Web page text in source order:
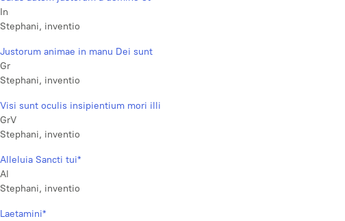
In
Stephani, inventio
Justorum animae in manu Dei sunt
Gr
Stephani, inventio
Visi sunt oculis insipientium mori illi
GrV
Stephani, inventio
Alleluia Sancti tui*
Al
Stephani, inventio
Laetamini*